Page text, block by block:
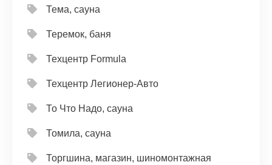
Тема, сауна
Теремок, баня
Техцентр Formula
Техцентр Легионер-Авто
То Что Надо, сауна
Томила, сауна
Торгшина, магазин, шиномонтажная